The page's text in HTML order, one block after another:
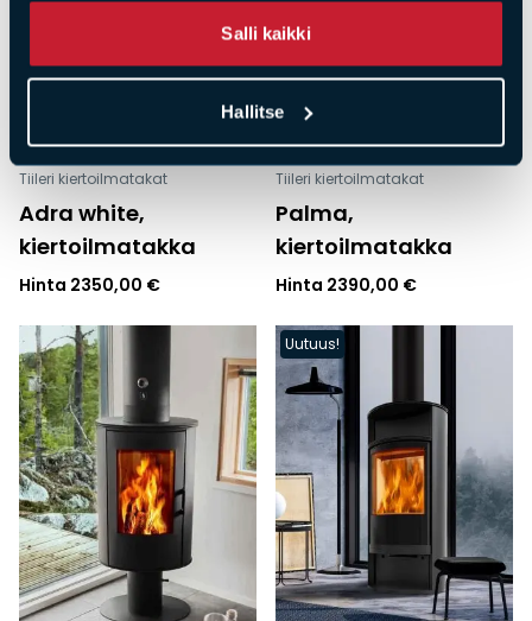
Salli kaikki
Hallitse
Tiileri kiertoilmatakat
Adra white,
kiertoilmatakka
Hinta 2350,00 €
Tiileri kiertoilmatakat
Palma,
kiertoilmatakka
Hinta 2390,00 €
Uutuus!